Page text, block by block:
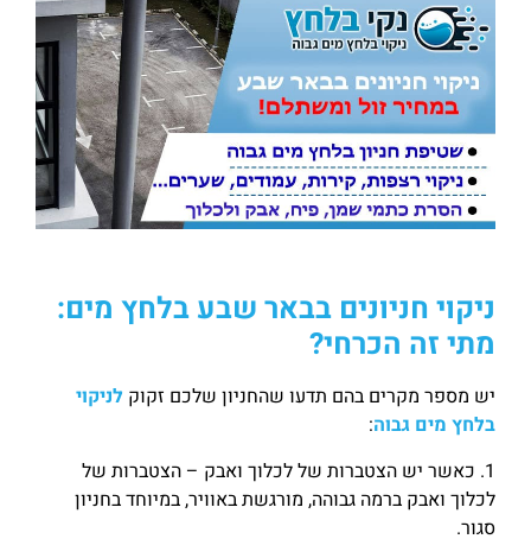
ניקוי חניונים בבאר שבע בלחץ מים:
מתי זה הכרחי?
יש מספר מקרים בהם תדעו שהחניון שלכם זקוק לניקוי
בלחץ מים גבוה:
1. כאשר יש הצטברות של לכלוך ואבק – הצטברות של
לכלוך ואבק ברמה גבוהה, מורגשת באוויר, במיוחד בחניון
סגור.